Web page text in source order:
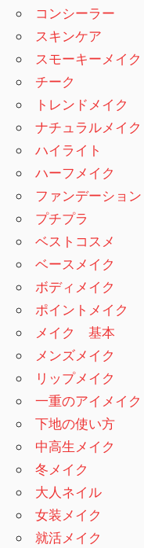
コンシーラー
スキンケア
スモーキーメイク
チーク
トレンドメイク
ナチュラルメイク
ハイライト
ハーフメイク
ファンデーション
プチプラ
ベストコスメ
ベースメイク
ボディメイク
ポイントメイク
メイク 基本
メンズメイク
リップメイク
一重のアイメイク
下地の使い方
中高生メイク
冬メイク
大人ネイル
女装メイク
就活メイク